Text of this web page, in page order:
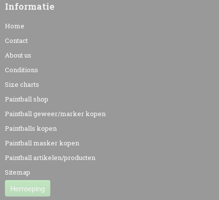
Informatie
Home
Contact
About us
Conditions
Size charts
Paintball shop
Paintball geweer/marker kopen
Paintballs kopen
Paintball masker kopen
Paintball artikelen/producten
Sitemap
Herroeping